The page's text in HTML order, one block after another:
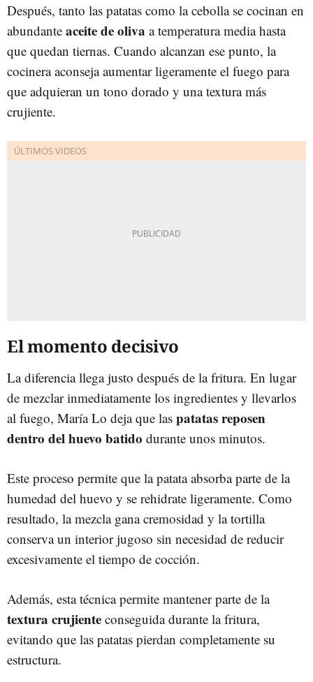
Después, tanto las patatas como la cebolla se cocinan en
abundante aceite de oliva a temperatura media hasta
que quedan tiernas. Cuando alcanzan ese punto, la
cocinera aconseja aumentar ligeramente el fuego para
que adquieran un tono dorado y una textura más
crujiente.
El momento decisivo
La diferencia llega justo después de la fritura. En lugar
de mezclar inmediatamente los ingredientes y llevarlos
al fuego, María Lo deja que las patatas reposen
dentro del huevo batido durante unos minutos.
Este proceso permite que la patata absorba parte de la
humedad del huevo y se rehidrate ligeramente. Como
resultado, la mezcla gana cremosidad y la tortilla
conserva un interior jugoso sin necesidad de reducir
excesivamente el tiempo de cocción.
Además, esta técnica permite mantener parte de la
textura crujiente conseguida durante la fritura,
evitando que las patatas pierdan completamente su
estructura.